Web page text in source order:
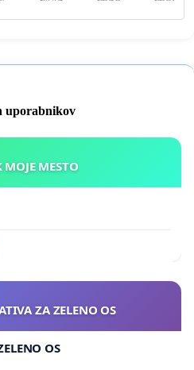
uporabnikov
KAMNIK MOJE MESTO
ZA ZELENO OS
OS